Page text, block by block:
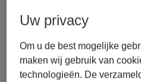
back to journal
Wolters
AI workspace
Belgium
Uw privacy
Om u de best mogelijke
maken wij gebruik van
technologieën. De